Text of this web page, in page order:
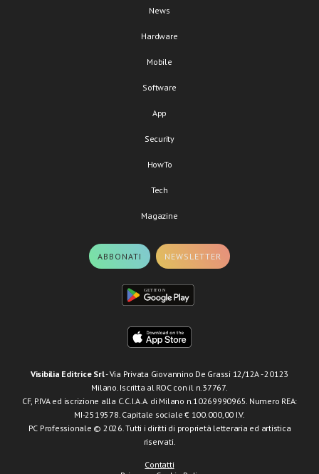
News
Hardware
Mobile
Software
App
Security
HowTo
Tech
Magazine
ABBONATI NEWSLETTER
Visibilia Editrice Srl- Via Privata Giovannino De Grassi 12/12A - 20123
Milano. Iscritta al ROC con il n.37767.
CF, P.IVA ed iscrizione alla C.C.I.A.A. di Milano n.10269990965. Numero REA:
MI-2519578. Capitale sociale € 100.000,00 I.V.
PC Professionale © 2026. Tutti i diritti di proprietà letteraria ed artistica
riservati.
Contatti